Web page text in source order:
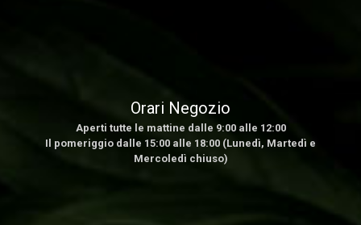
Orari Negozio
Aperti tutte le mattine dalle 9:00 alle 12:00
Il pomeriggio dalle 15:00 alle 18:00 (Lunedì, Martedì e
Mercoledì chiuso)